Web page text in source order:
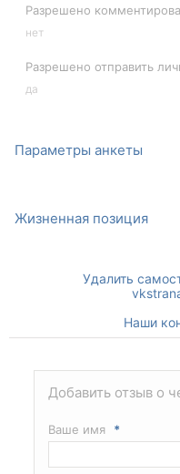
Разрешено
нет
Разрешено отправить
да
Параметры анкеты
Жизненная позиция
Удалить
Наши
Добавить отзыв о
Ваше имя *